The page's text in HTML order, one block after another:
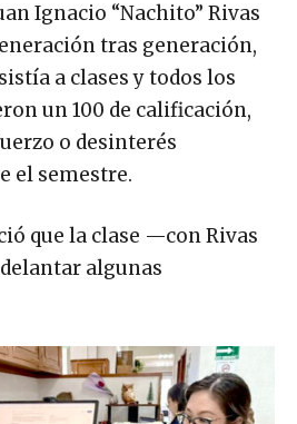
Ignacio “Nachito” Rivas
tras generación,
a clases y todos los
un 100 de calificación,
o desinterés
el semestre.
que la clase —con Rivas
algunas